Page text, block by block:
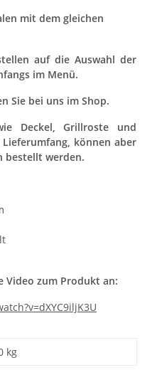
mit dem gleichen
auf die Auswahl der
im Menü.
Sie bei uns im Shop.
Deckel, Grillroste und
können aber
bestellt werden.
Video zum Produkt an:
kg